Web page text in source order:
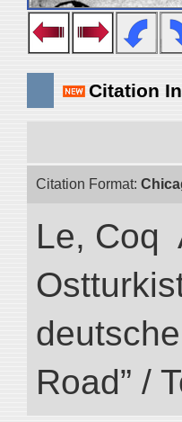
Citation
Citation Format:
Le, Coq
Road” /